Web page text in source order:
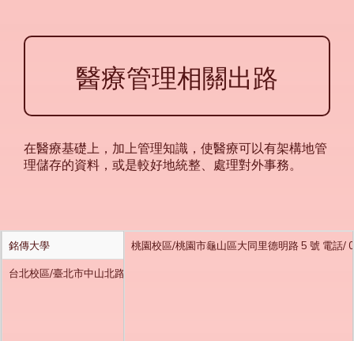
醫療管理相關出路
在醫療基礎上，加上管理知識，使醫療可以有架構地管
理儲存的資料，或是較好地統整、處理對外事務。
桃園校區/桃園市龜山區大同里德明路 5 號 電話
銘傳大學
台北校區/臺北市中山北路五段 250 號 電話/02-2882-4564